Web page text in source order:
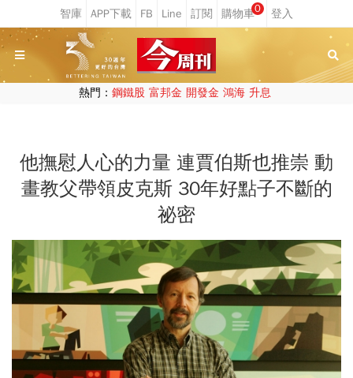
0
熱門： 鋼鐵股 富邦金 開發金 鴻海 升息
他撫慰人心的力量 連賈伯斯也推崇 動
畫教父帶領皮克斯 30年好點子不斷的
祕密